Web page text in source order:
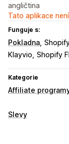
angličtina
Tato aplikace
Funguje s:
Pokladna
Klayvio Shopify
Kategorie
Affiliate
Možnosti provize
Slevy